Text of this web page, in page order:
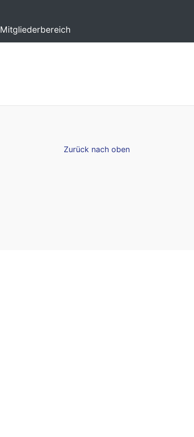
Mitgliederbereich
Zurück nach oben